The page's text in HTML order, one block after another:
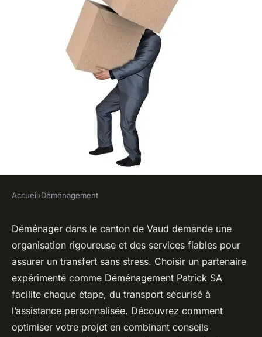
DÉMÉNAGEMENT
Déménagement dans le vaud :
conseils et services essentiels
Salomé•23 juin 2025•4 min de lecture
Accueil›Déménagement
Déménager dans le canton de Vaud demande une
organisation rigoureuse et des services fiables pour
assurer un transfert sans stress. Choisir un partenaire
expérimenté comme Déménagement Patrick SA
facilite chaque étape, du transport sécurisé à
l’assistance personnalisée. Découvrez comment
optimiser votre projet en combinant conseils